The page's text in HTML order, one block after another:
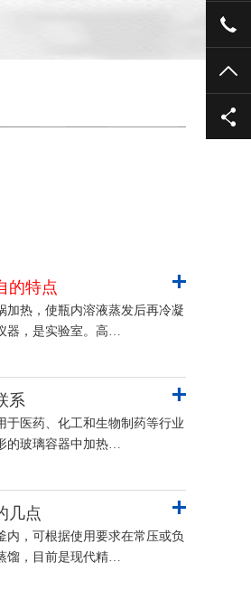
的特点
加热，使瓶内溶液蒸发后再冷凝
器，是实验室。高…
系
于医药、化工和生物制药等行业
的玻璃容器中加热…
几点
，可根据使用要求在常压或负
馏，目前是现代精…
86-